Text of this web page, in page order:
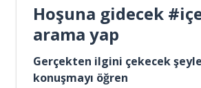
Hoşuna gidecek
arama yap
Gerçekten ilgini çekecek
konuşmayı öğren